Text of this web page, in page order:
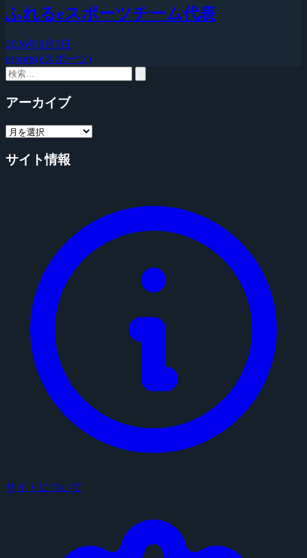
ふれるeスポーツチーム代表
2026年8月3日
esports(eスポーツ)
アーカイブ
サイト情報
サイトについて